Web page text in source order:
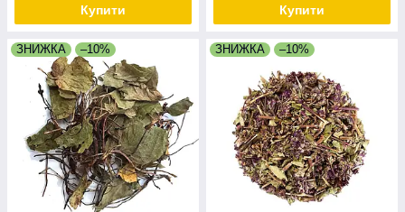
Купити Купити
ЗНИЖКА –10% ЗНИЖКА –10%